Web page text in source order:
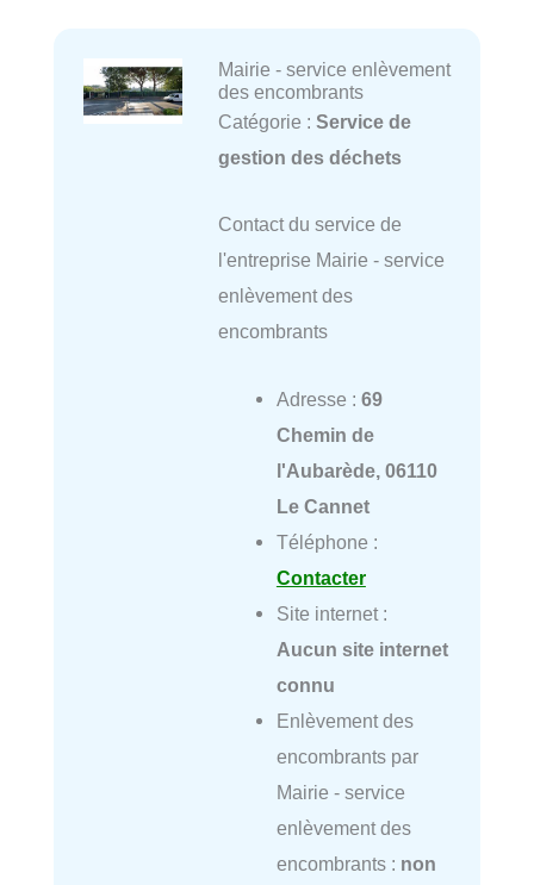
Mairie - service enlèvement
des encombrants
Catégorie : Service de
gestion des déchets
Contact du service de
l'entreprise Mairie - service
enlèvement des
encombrants
Adresse : 69
Chemin de
l'Aubarède, 06110
Le Cannet
Téléphone :
Contacter
Site internet :
Aucun site internet
connu
Enlèvement des
encombrants par
Mairie - service
enlèvement des
encombrants : non